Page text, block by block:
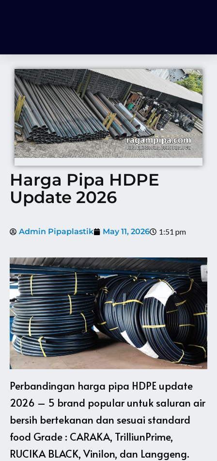
Harga Pipa HDPE
Update 2026
Admin Pipaplastik May 11, 2026 1:51 pm
Perbandingan harga pipa HDPE update
2026 – 5 brand popular untuk saluran air
bersih bertekanan dan sesuai standard
food Grade : CARAKA, TrilliunPrime,
RUCIKA BLACK, Vinilon, dan Langgeng.